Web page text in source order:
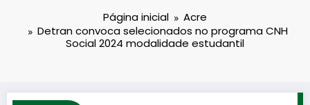
Página inicial
Acre
Detran convoca selecionados no programa CNH
Social 2024 modalidade estudantil